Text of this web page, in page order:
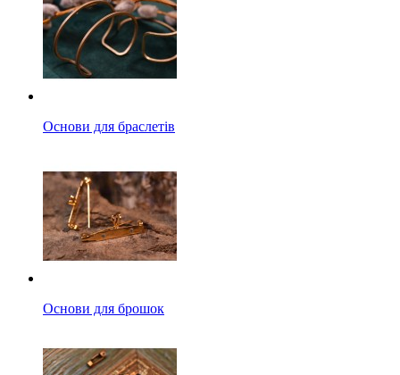
Основи для браслетів
Основи для брошок